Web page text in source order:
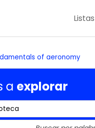
IGP
Listas
of aeronomy
a explorar